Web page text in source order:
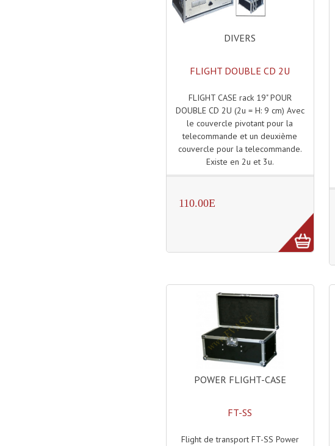
DIVERS
FLIGHT DOUBLE CD 2U
FLIGHT CASE rack 19" POUR
DOUBLE CD 2U (2u = H: 9 cm) Avec
le couvercle pivotant pour la
telecommande et un deuxième
couvercle pour la telecommande.
Existe en 2u et 3u.
110.00E
POWER FLIGHT-CASE
FT-SS
Flight de transport FT-SS Power